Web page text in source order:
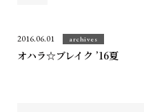
2016.06.01 archives
オハラ☆ブレイク ’16夏